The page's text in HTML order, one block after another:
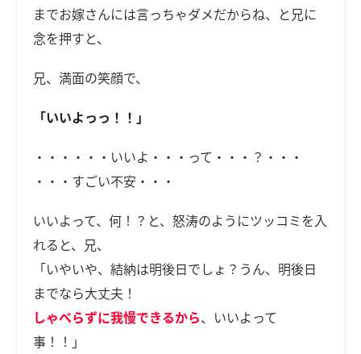
までお嫁さんには言っちゃダメだからね、と兄に
念を押すと、
兄、満面の笑顔で、
「いいよっっ！！」
・・・・・・いいよ・・・って・・・？・・・
・・・すごい不安・・・
いいよって、何！？と、怒涛のようにツッコミを入
れると、兄、
「いやいや、結納は明後日でしょ？うん、明後日
までなら大丈夫！
しゃべらずに我慢できるから、いいよって
事！！」